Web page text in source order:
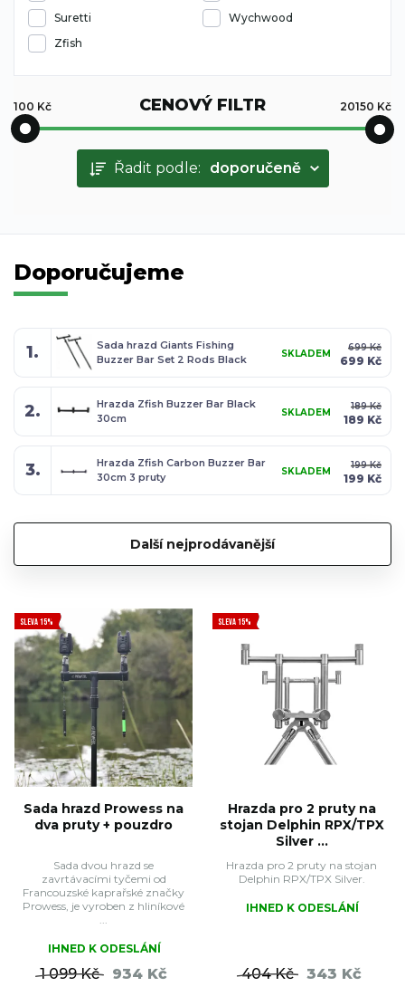
Suretti
Wychwood
Zfish
CENOVÝ FILTR
100 Kč 20150 Kč
Řadit podle: doporučeně
Doporučujeme
1.
Sada hrazd Giants Fishing
Buzzer Bar Set 2 Rods Black
SKLADEM
699 Kč
699 Kč
2.
Hrazda Zfish Buzzer Bar Black
30cm
SKLADEM
189 Kč
189 Kč
3.
Hrazda Zfish Carbon Buzzer Bar
30cm 3 pruty
SKLADEM
199 Kč
199 Kč
Další nejprodávanější
SLEVA 15%
Sada hrazd Prowess na
dva pruty + pouzdro
Sada dvou hrazd se
zavrtávacími tyčemi od
Francouzské kaprařské značky
Prowess, je vyroben z hliníkové
...
IHNED K ODESLÁNÍ
1 099 Kč 934 Kč
SLEVA 15%
Hrazda pro 2 pruty na
stojan Delphin RPX/TPX
Silver ...
Hrazda pro 2 pruty na stojan
Delphin RPX/TPX Silver.
IHNED K ODESLÁNÍ
404 Kč 343 Kč